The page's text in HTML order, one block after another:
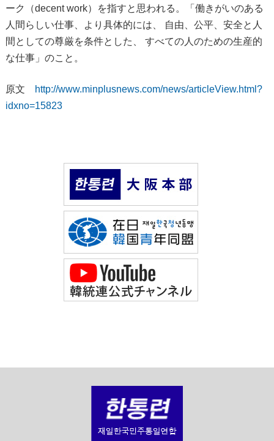
ーク（decent work）を指すと思われる。「働きがいのある
人間らしい仕事、より具体的には、 自由、公平、安全と人
間としての尊厳を条件とした、 すべての人のための生産的
な仕事」のこと。
原文
http://www.minplusnews.com/news/articleView.html?
idxno=15823